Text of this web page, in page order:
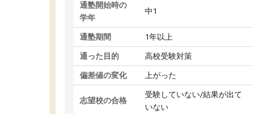
通塾開始時の
学年
中1
通塾期間 1年以上
通った目的 高校受験対策
偏差値の変化 上がった
志望校の合格
受験していない/結果が出て
いない